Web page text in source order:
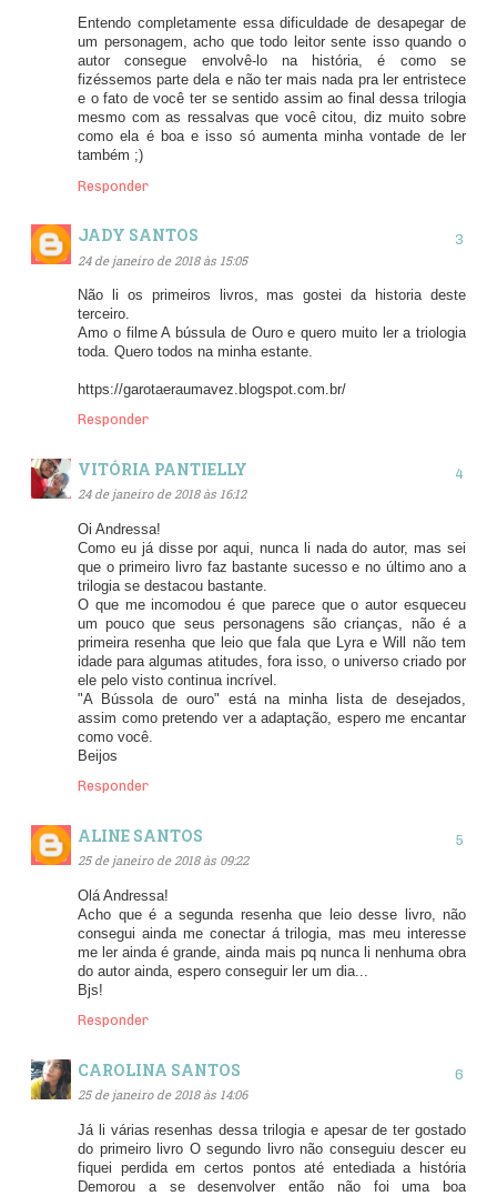
Entendo completamente essa dificuldade de desapegar de
um personagem, acho que todo leitor sente isso quando o
autor consegue envolvê-lo na história, é como se
fizéssemos parte dela e não ter mais nada pra ler entristece
e o fato de você ter se sentido assim ao final dessa trilogia
mesmo com as ressalvas que você citou, diz muito sobre
como ela é boa e isso só aumenta minha vontade de ler
também ;)
Responder
JADY SANTOS
24 de janeiro de 2018 às 15:05
Não li os primeiros livros, mas gostei da historia deste
terceiro.
Amo o filme A bússula de Ouro e quero muito ler a triologia
toda. Quero todos na minha estante.
https://garotaeraumavez.blogspot.com.br/
Responder
VITÓRIA PANTIELLY
24 de janeiro de 2018 às 16:12
Oi Andressa!
Como eu já disse por aqui, nunca li nada do autor, mas sei
que o primeiro livro faz bastante sucesso e no último ano a
trilogia se destacou bastante.
O que me incomodou é que parece que o autor esqueceu
um pouco que seus personagens são crianças, não é a
primeira resenha que leio que fala que Lyra e Will não tem
idade para algumas atitudes, fora isso, o universo criado por
ele pelo visto continua incrível.
"A Bússola de ouro" está na minha lista de desejados,
assim como pretendo ver a adaptação, espero me encantar
como você.
Beijos
Responder
ALINE SANTOS
25 de janeiro de 2018 às 09:22
Olá Andressa!
Acho que é a segunda resenha que leio desse livro, não
consegui ainda me conectar á trilogia, mas meu interesse
me ler ainda é grande, ainda mais pq nunca li nenhuma obra
do autor ainda, espero conseguir ler um dia...
Bjs!
Responder
CAROLINA SANTOS
25 de janeiro de 2018 às 14:06
Já li várias resenhas dessa trilogia e apesar de ter gostado
do primeiro livro O segundo livro não conseguiu descer eu
fiquei perdida em certos pontos até entediada a história
Demorou a se desenvolver então não foi uma boa